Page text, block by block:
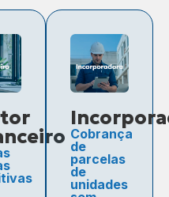
Cobrança
de
parcelas
de
unidades